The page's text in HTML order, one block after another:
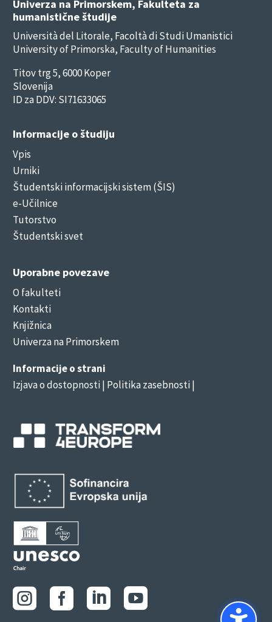
Univerza na Primorskem, Fakulteta za
humanistične študije
Università del Litorale, Facoltà di Studi Umanistici
University of Primorska, Faculty of Humanities
Titov trg 5, 6000 Koper
Slovenija
ID za DDV: SI71633065
Informacije o študiju
Vpis
Urniki
Študentski informacijski sistem (ŠIS)
e-Učilnice
Tutorstvo
Študentski svet
Uporabne povezave
O fakulteti
Kontakti
Knjižnica
Univerza na Primorskem
Informacije o strani
Izjava o dostopnosti| Politika zasebnosti |
   